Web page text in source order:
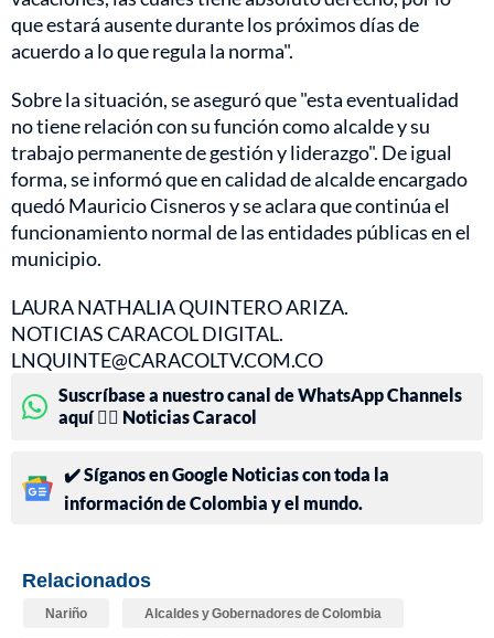
que estará ausente durante los próximos días de
acuerdo a lo que regula la norma".
Sobre la situación, se aseguró que "esta eventualidad
no tiene relación con su función como alcalde y su
trabajo permanente de gestión y liderazgo". De igual
forma, se informó que en calidad de alcalde encargado
quedó Mauricio Cisneros y se aclara que continúa el
funcionamiento normal de las entidades públicas en el
municipio.
LAURA NATHALIA QUINTERO ARIZA.
NOTICIAS CARACOL DIGITAL.
LNQUINTE@CARACOLTV.COM.CO
Suscríbase a nuestro canal de WhatsApp Channels
aquí 👉🏻 Noticias Caracol
✔️ Síganos en Google Noticias con toda la
información de Colombia y el mundo.
Relacionados
Nariño Alcaldes y Gobernadores de Colombia